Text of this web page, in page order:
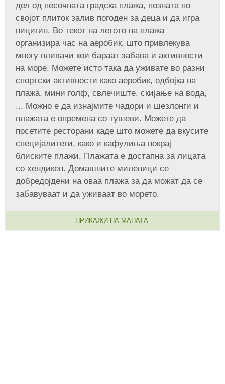
дел од песочната градска плажа, позната по
својот плиток залив погоден за деца и да игра
пицигин. Во текот на летото на плажа
организира час на аеробик, што привлекува
многу пливачи кои бараат забава и активности
на море. Можете исто така да уживате во разни
спортски активности како аеробик, одбојка на
плажа, мини голф, свлечиште, скијање на вода,
... Можно е да изнајмите чадори и шезлонги и
плажата е опремена со тушеви. Можете да
посетите ресторани каде што можете да вкусите
специјалитети, како и кафулиња покрај
блиските плажи. Плажата е достапна за лицата
со хендикеп. Домашните миленици се
добредојдени на оваа плажа за да можат да се
забавуваат и да уживаат во морето.
ПРИКАЖИ НА МАПАТА